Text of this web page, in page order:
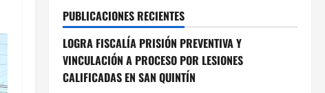
PUBLICACIONES RECIENTES
LOGRA FISCALÍA PRISIÓN PREVENTIVA Y
VINCULACIÓN A PROCESO POR LESIONES
CALIFICADAS EN SAN QUINTÍN